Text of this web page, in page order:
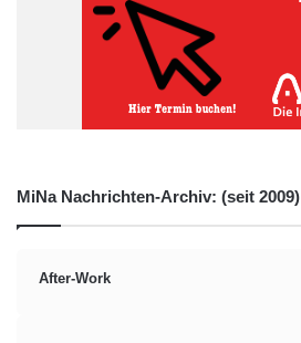
MiNa Nachrichten-Archiv: (seit 2009)
After-Work